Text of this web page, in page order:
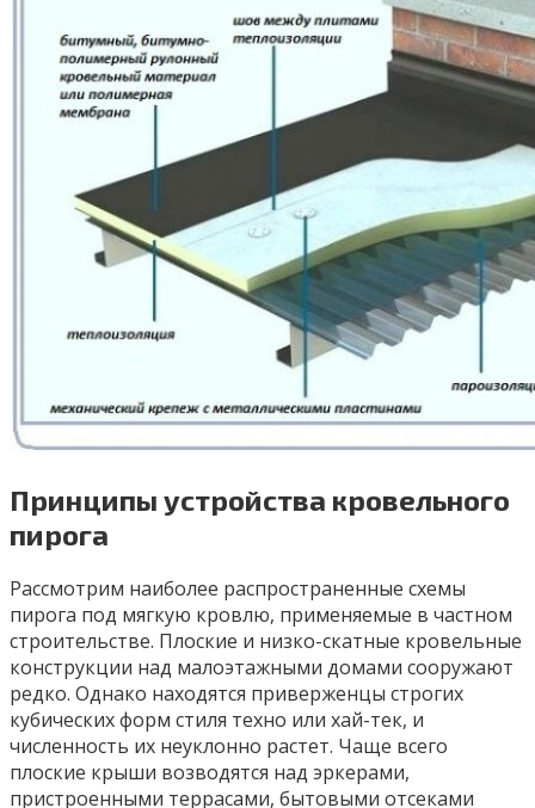
Принципы устройства кровельного
пирога
Рассмотрим наиболее распространенные схемы
пирога под мягкую кровлю, применяемые в частном
строительстве. Плоские и низко-скатные кровельные
конструкции над малоэтажными домами сооружают
редко. Однако находятся приверженцы строгих
кубических форм стиля техно или хай-тек, и
численность их неуклонно растет. Чаще всего
плоские крыши возводятся над эркерами,
пристроенными террасами, бытовыми отсеками